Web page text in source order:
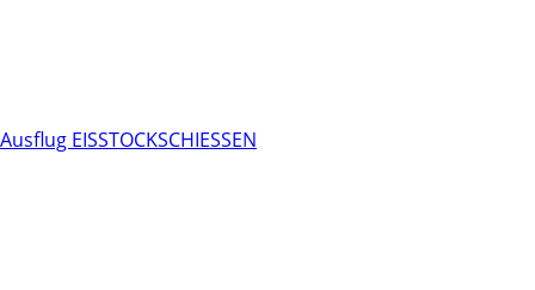
Ausflug EISSTOCKSCHIESSEN